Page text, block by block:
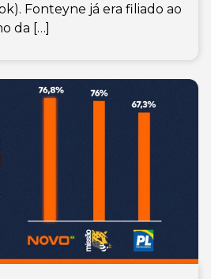
Fonteyne já era filiado ao
da […]